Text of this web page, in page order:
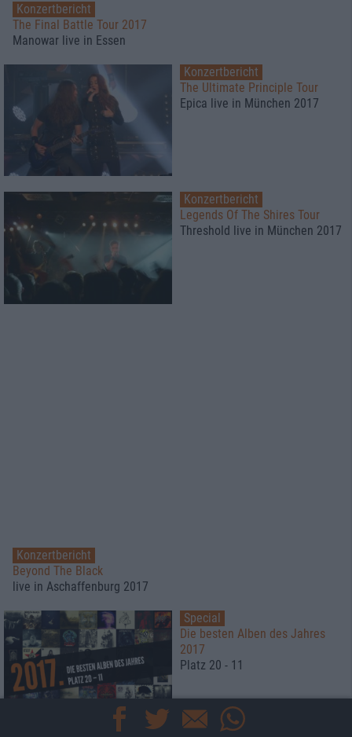
Konzertbericht
The Final Battle Tour 2017
Manowar live in Essen
Konzertbericht
The Ultimate Principle Tour
Epica live in München 2017
Konzertbericht
Legends Of The Shires Tour
Threshold live in München 2017
Konzertbericht
Beyond The Black
live in Aschaffenburg 2017
Special
Die besten Alben des Jahres
2017
Platz 20 - 11